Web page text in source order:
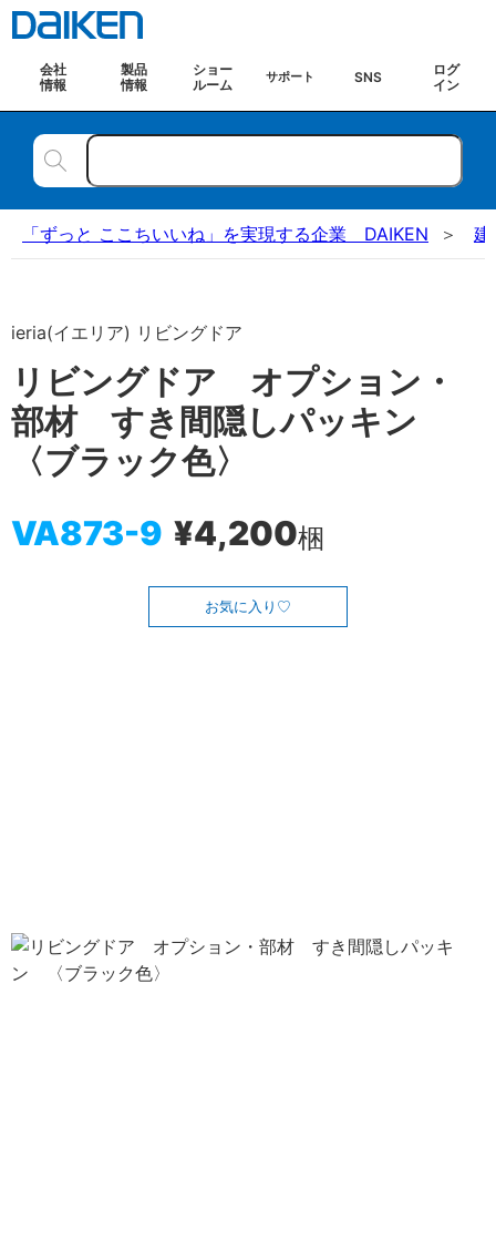
会社
情報
製品
情報
ショー
ルーム
サポート SNS
ログ
イン
「ずっと ここちいいね」を実現する企業 DAIKEN 建
ieria(イエリア) リビングドア
リビングドア オプション・
部材 すき間隠しパッキン
〈ブラック色〉
VA873-9 ¥4,200梱
お気に入り